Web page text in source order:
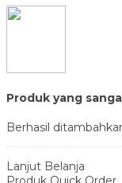
Produk yang
Berhasil
Lanjut Belanja